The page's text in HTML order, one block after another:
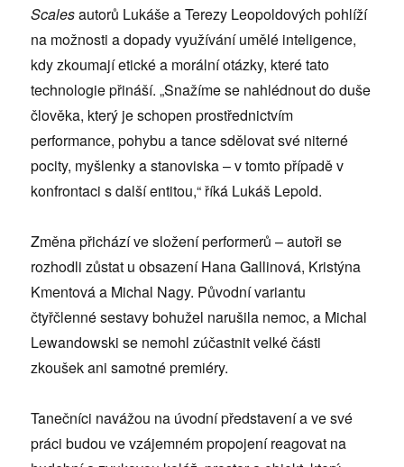
Scalesautorů Lukáše a Terezy Leopoldových pohlíží
na možnosti a dopady využívání umělé inteligence,
kdy zkoumají etické a morální otázky, které tato
technologie přináší. „Snažíme se nahlédnout do duše
člověka, který je schopen prostřednictvím
performance, pohybu a tance sdělovat své niterné
pocity, myšlenky a stanoviska – v tomto případě v
konfrontaci s další entitou,“ říká Lukáš Lepold.
Změna přichází ve složení performerů – autoři se
rozhodli zůstat u obsazení Hana Gallinová, Kristýna
Kmentová a Michal Nagy. Původní variantu
čtyřčlenné sestavy bohužel narušila nemoc, a Michal
Lewandowski se nemohl zúčastnit velké části
zkoušek ani samotné premiéry.
Tanečníci navážou na úvodní představení a ve své
práci budou ve vzájemném propojení reagovat na